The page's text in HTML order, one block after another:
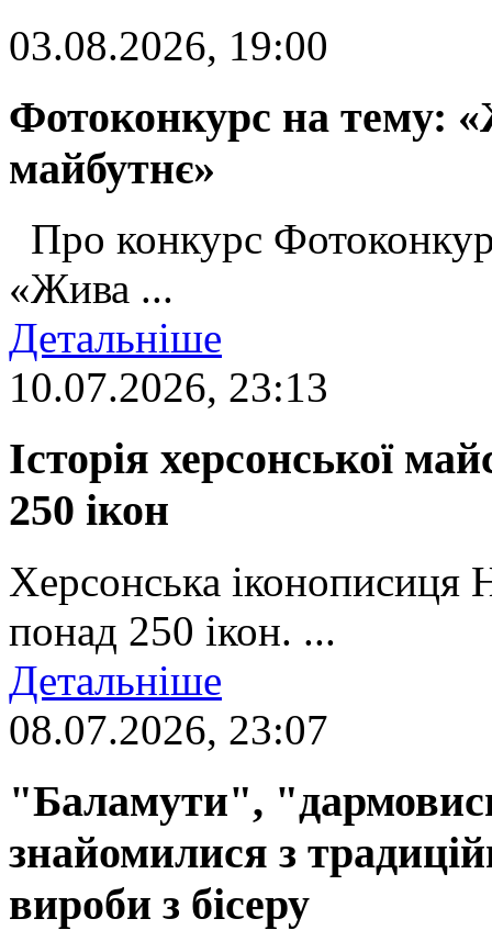
03.08.2026, 19:00
Фотоконкурс на тему:
майбутнє»
Про конкурс
«Жива ...
Детальніше
10.07.2026, 23:13
Історія херсонської
250 ікон
Херсонська іконописиця
понад 250 ікон. ...
Детальніше
08.07.2026, 23:07
"Баламути",
знайомилися з
вироби з бісеру